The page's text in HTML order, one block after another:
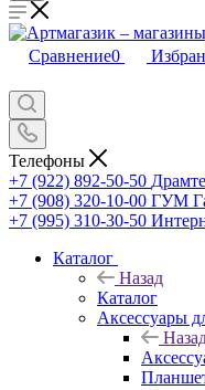
Сравнение0
Телефоны
+7 (922) 892-50-50
+7 (908) 320-10-00 ГУМ
+7 (995) 310-30-50
Каталог
Назад
Каталог
Аксессуары